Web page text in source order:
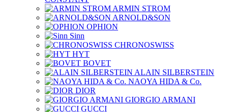
ARMIN STROM
ARNOLD&SON
OPHION
Sinn
CHRONOSWISS
HYT
BOVET
ALAIN SILBERSTEIN
NAOYA HIDA & Co.
DIOR
GIORGIO ARMANI
GUCCI